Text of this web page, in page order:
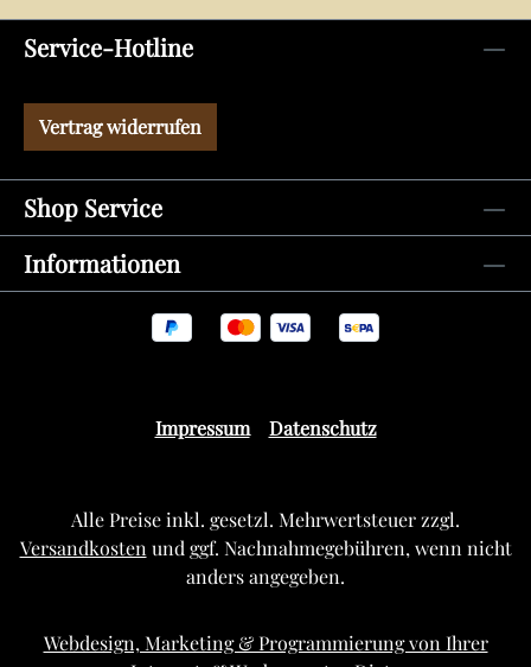
Service-Hotline
Vertrag widerrufen
Shop Service
Informationen
Impressum Datenschutz
Alle Preise inkl. gesetzl. Mehrwertsteuer zzgl.
Versandkosten und ggf. Nachnahmegebühren, wenn nicht
anders angegeben.
Webdesign, Marketing & Programmierung von Ihrer